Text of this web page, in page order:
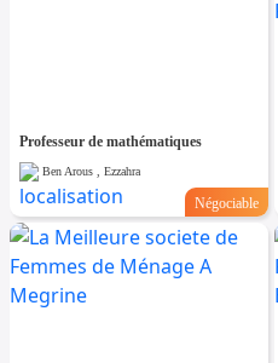
Professeur de mathématiques
Ben Arous , Ezzahra
Négociable